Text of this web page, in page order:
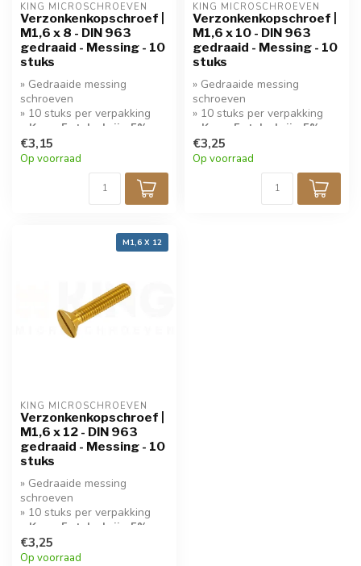
KING MICROSCHROEVEN
Verzonkenkopschroef |
M1,6 x 8 - DIN 963
gedraaid - Messing - 10
stuks
» Gedraaide messing
schroeven
» 10 stuks per verpakking
» Koop 5 stuks krijg 5%
korting!
€3,15
Op voorraad
KING MICROSCHROEVEN
Verzonkenkopschroef |
M1,6 x 10 - DIN 963
gedraaid - Messing - 10
stuks
» Gedraaide messing
schroeven
» 10 stuks per verpakking
» Koop 5 stuks krijg 5%
korting!
€3,25
Op voorraad
M1,6 X 12
KING MICROSCHROEVEN
Verzonkenkopschroef |
M1,6 x 12 - DIN 963
gedraaid - Messing - 10
stuks
» Gedraaide messing
schroeven
» 10 stuks per verpakking
» Koop 5 stuks krijg 5%
korting!
€3,25
Op voorraad